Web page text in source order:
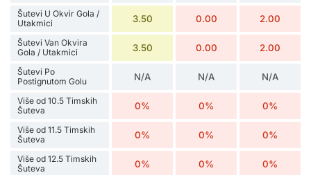
Šutevi U Okvir Gola /
Utakmici
3.50 0.00 2.00
Šutevi Van Okvira
Gola / Utakmici
3.50 0.00 2.00
Šutevi Po
Postignutom Golu
N/A N/A N/A
Više od 10.5 Timskih
Šuteva
0% 0% 0%
Više od 11.5 Timskih
Šuteva
0% 0% 0%
Više od 12.5 Timskih
Šuteva
0% 0% 0%